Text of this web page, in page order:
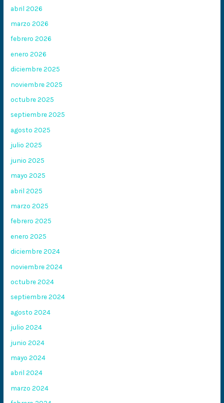
abril 2026
marzo 2026
febrero 2026
enero 2026
diciembre 2025
noviembre 2025
octubre 2025
septiembre 2025
agosto 2025
julio 2025
junio 2025
mayo 2025
abril 2025
marzo 2025
febrero 2025
enero 2025
diciembre 2024
noviembre 2024
octubre 2024
septiembre 2024
agosto 2024
julio 2024
junio 2024
mayo 2024
abril 2024
marzo 2024